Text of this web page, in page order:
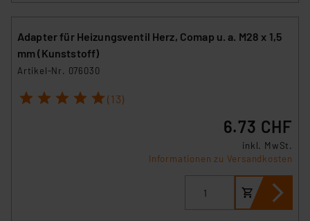
Adapter für Heizungsventil Herz, Comap u. a. M28 x 1,5
mm (Kunststoff)
Artikel-Nr. 076030
1 2 3 4 5 (13)
6.73 CHF
inkl. MwSt.
Informationen zu Versandkosten